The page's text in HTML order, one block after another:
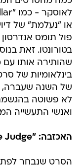
פול תומס
בטורונטו. זאת
שהותירה אותו
בינלאומיות של
של השנה שעברה,
לא פשוטה בהגשמת
ואנשי התעשייה
האכזבה: "The Judge"